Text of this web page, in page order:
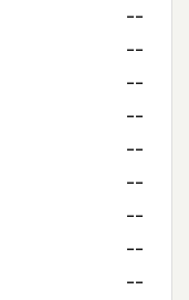
--
--
--
--
--
--
--
--
--